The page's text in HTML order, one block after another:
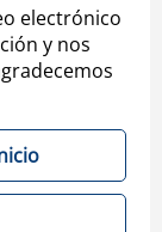
electrónico
y nos